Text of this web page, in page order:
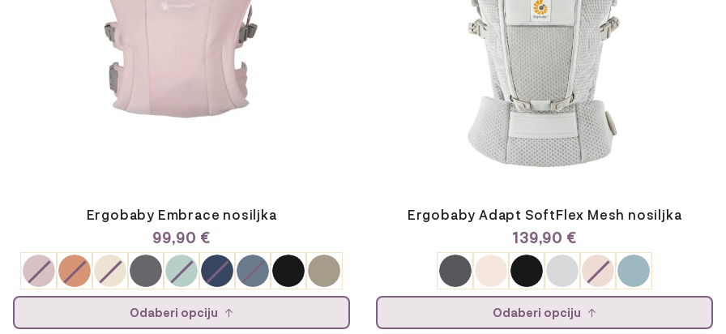
Ergobaby Embrace nosiljka
99,90 €
Odaberi opciju
Ergobaby Adapt SoftFlex Mesh nosiljka
139,90 €
Odaberi opciju